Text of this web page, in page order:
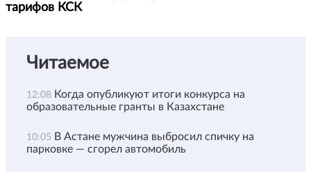
тарифов КСК
Читаемое
12:08 Когда опубликуют итоги конкурса на
образовательные гранты в Казахстане
10:05 В Астане мужчина выбросил спичку на
парковке — сгорел автомобиль